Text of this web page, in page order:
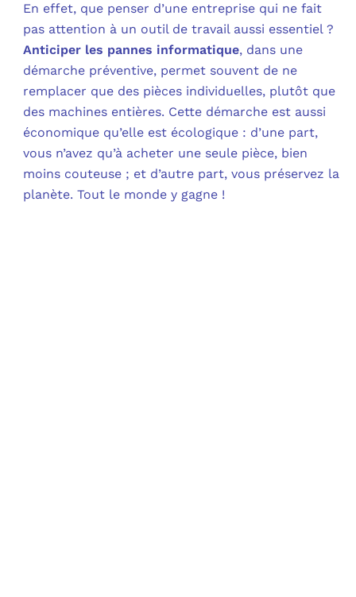
En effet, que penser d’une entreprise qui ne fait
pas attention à un outil de travail aussi essentiel ?
Anticiper les pannes informatique, dans une
démarche préventive, permet souvent de ne
remplacer que des pièces individuelles, plutôt que
des machines entières. Cette démarche est aussi
économique qu’elle est écologique : d’une part,
vous n’avez qu’à acheter une seule pièce, bien
moins couteuse ; et d’autre part, vous préservez la
planète. Tout le monde y gagne !